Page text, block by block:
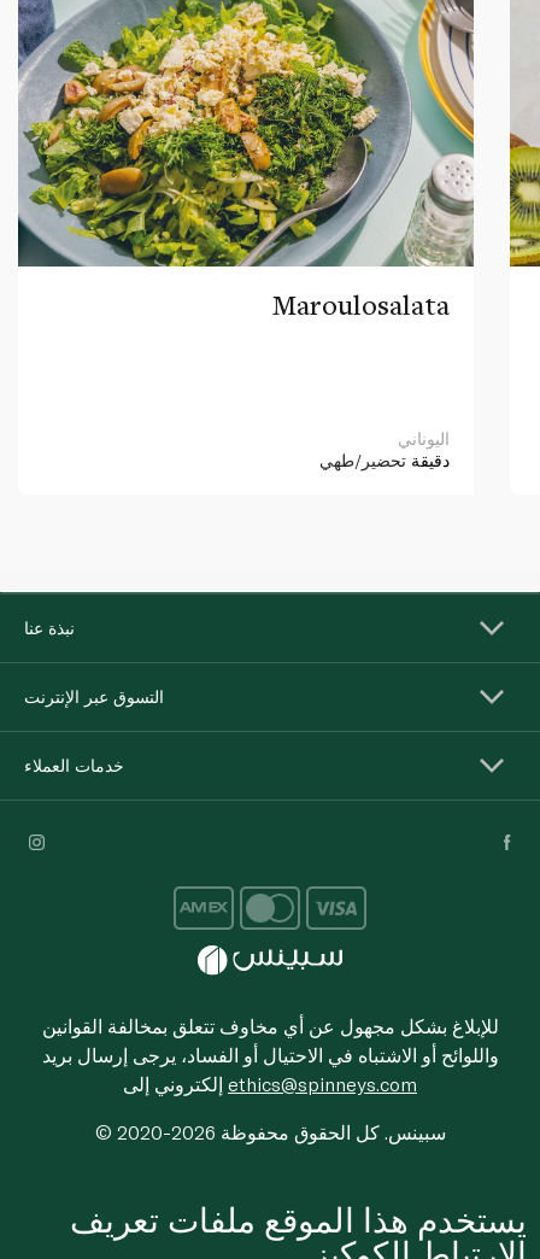
Maroulosalata
اليوناني
دقيقة تحضير/طهي
نبذة عنا
التسوق عبر الإنترنت
خدمات العملاء
للإبلاغ بشكل مجهول عن أي مخاوف تتعلق بمخالفة القوانين
واللوائح أو الاشتباه في الاحتيال أو الفساد، يرجى إرسال بريد
ethics@spinneys.com
© 2020-2026 سبينس. كل الحقوق محفوظة
يستخدم هذا الموقع ملفات تعريف